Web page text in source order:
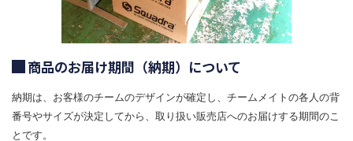
商品のお届け期間（納期）について
納期は、お客様のチームのデザインが確定し、チームメイトの各人の背
番号やサイズが決定してから、取り扱い販売店へのお届けする期間のこ
とです。